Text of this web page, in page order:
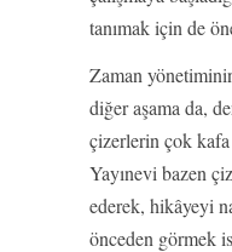
tanımak için de
Zaman
diğer aşama da,
çizerlerin çok
Yayınevi bazen
ederek, hikâyeyi
önceden görmek